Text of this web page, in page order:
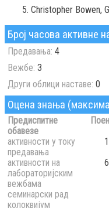
Christopher Bowen,
Број часова активне
Предавања: 4
Вежбе: 3
Други облици наставе: 0
Оцена знања
Предиспитне
обавезе
активности у току
предавања
активности на
лабораторијским
вежбама
семинарски рад
колоквијум